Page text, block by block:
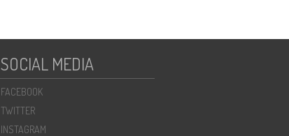
SOCIAL MEDIA
FACEBOOK
TWITTER
INSTAGRAM